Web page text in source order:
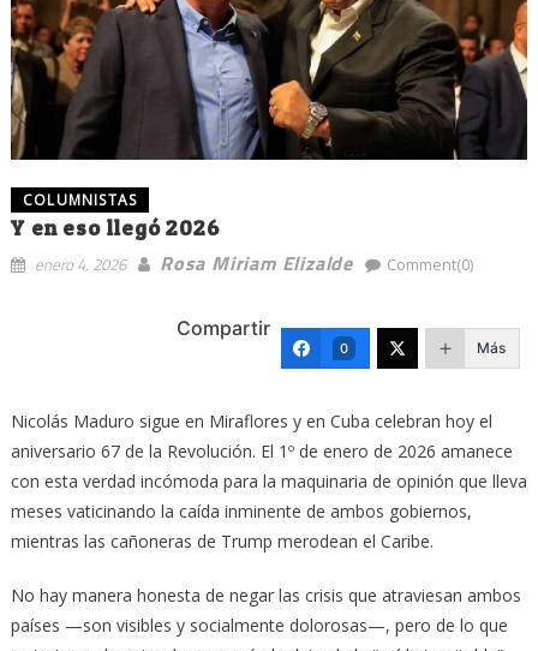
COLUMNISTAS
Y en eso llegó 2026
enero 4, 2026 Rosa Miriam Elizalde Comment(0)
Compartir
0 Más
Nicolás Maduro sigue en Miraflores y en Cuba celebran hoy el
aniversario 67 de la Revolución. El 1º de enero de 2026 amanece
con esta verdad incómoda para la maquinaria de opinión que lleva
meses vaticinando la caída inminente de ambos gobiernos,
mientras las cañoneras de Trump merodean el Caribe.
No hay manera honesta de negar las crisis que atraviesan ambos
países —son visibles y socialmente dolorosas—, pero de lo que